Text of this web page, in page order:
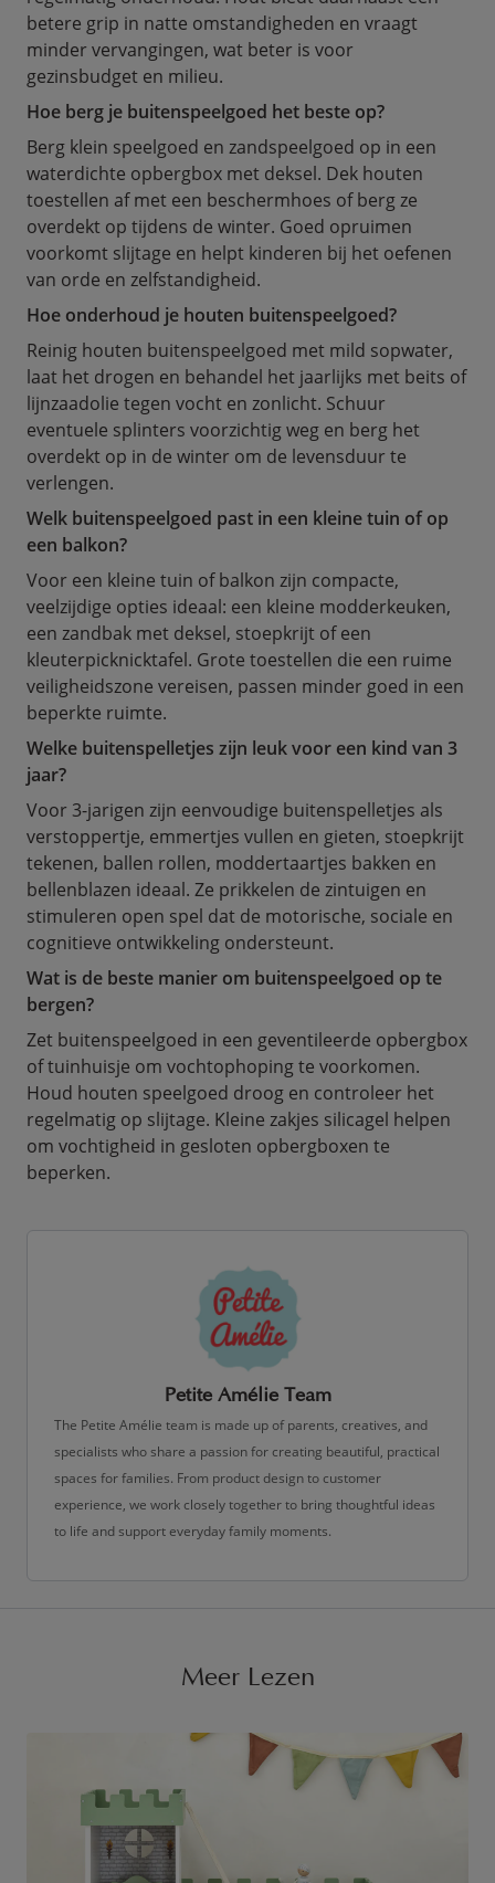
betere grip in natte omstandigheden en vraagt
minder vervangingen, wat beter is voor
gezinsbudget en milieu.
Hoe berg je buitenspeelgoed het beste op?
Berg klein speelgoed en zandspeelgoed op in een
waterdichte opbergbox met deksel. Dek houten
toestellen af met een beschermhoes of berg ze
overdekt op tijdens de winter. Goed opruimen
voorkomt slijtage en helpt kinderen bij het oefenen
van orde en zelfstandigheid.
Hoe onderhoud je houten buitenspeelgoed?
Reinig houten buitenspeelgoed met mild sopwater,
laat het drogen en behandel het jaarlijks met beits of
lijnzaadolie tegen vocht en zonlicht. Schuur
eventuele splinters voorzichtig weg en berg het
overdekt op in de winter om de levensduur te
verlengen.
Welk buitenspeelgoed past in een kleine tuin of op
een balkon?
Voor een kleine tuin of balkon zijn compacte,
veelzijdige opties ideaal: een kleine modderkeuken,
een zandbak met deksel, stoepkrijt of een
kleuterpicknicktafel. Grote toestellen die een ruime
veiligheidszone vereisen, passen minder goed in een
beperkte ruimte.
Welke buitenspelletjes zijn leuk voor een kind van 3
jaar?
Voor 3-jarigen zijn eenvoudige buitenspelletjes als
verstoppertje, emmertjes vullen en gieten, stoepkrijt
tekenen, ballen rollen, moddertaartjes bakken en
bellenblazen ideaal. Ze prikkelen de zintuigen en
stimuleren open spel dat de motorische, sociale en
cognitieve ontwikkeling ondersteunt.
Wat is de beste manier om buitenspeelgoed op te
bergen?
Zet buitenspeelgoed in een geventileerde opbergbox
of tuinhuisje om vochtophoping te voorkomen.
Houd houten speelgoed droog en controleer het
regelmatig op slijtage. Kleine zakjes silicagel helpen
om vochtigheid in gesloten opbergboxen te
beperken.
Petite Amélie Team
The Petite Amélie team is made up of parents, creatives, and
specialists who share a passion for creating beautiful, practical
spaces for families. From product design to customer
experience, we work closely together to bring thoughtful ideas
to life and support everyday family moments.
Meer Lezen